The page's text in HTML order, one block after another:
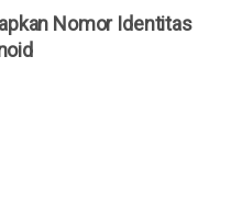
Nomor Identitas